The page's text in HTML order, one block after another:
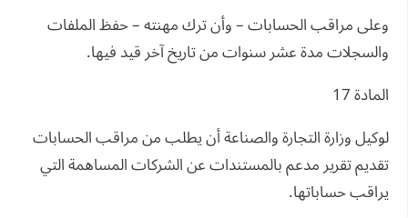
وعلى مراقب الحسابات – وأن ترك مهنته – حفظ الملفات
والسجلات مدة عشر سنوات من تاريخ آخر قيد فيها.
المادة 17
لوكيل وزارة التجارة والصناعة أن يطلب من مراقب الحسابات
تقديم تقرير مدعم بالمستندات عن الشركات المساهمة التي
يراقب حساباتها.